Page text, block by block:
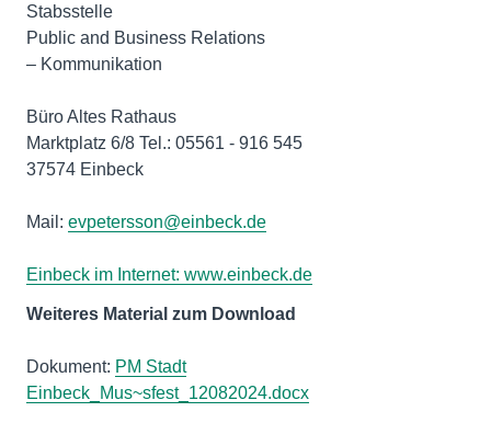
Stabsstelle
Public and Business Relations
– Kommunikation
Büro Altes Rathaus
Marktplatz 6/8 Tel.: 05561 - 916 545
37574 Einbeck
Mail: evpetersson@einbeck.de
Einbeck im Internet: www.einbeck.de
Weiteres Material zum Download
Dokument: PM Stadt
Einbeck_Mus~sfest_12082024.docx